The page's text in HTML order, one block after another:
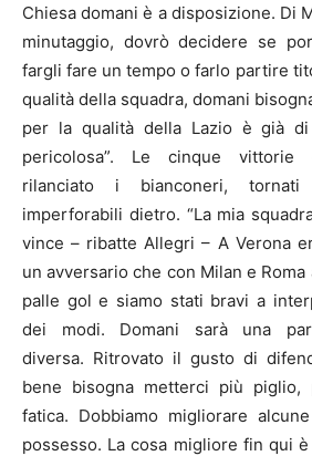
Chiesa domani è a disposizione. Di
minutaggio, dovrò decidere se
fargli fare un tempo o farlo partire
qualità della squadra, domani
per la qualità della Lazio è già
pericolosa”. Le cinque vittorie
rilanciato i bianconeri,
imperforabili dietro. “La mia
vince – ribatte Allegri – A Verona
un avversario che con Milan e
palle gol e siamo stati bravi a
dei modi. Domani sarà una
diversa. Ritrovato il gusto di
bene bisogna metterci più piglio,
fatica. Dobbiamo migliorare
possesso. La cosa migliore fin qui